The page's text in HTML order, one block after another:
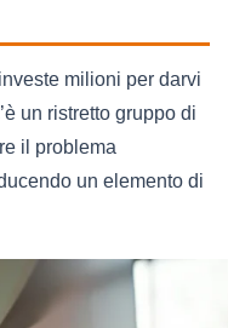
milioni per darvi
un ristretto gruppo di
il problema
un elemento di